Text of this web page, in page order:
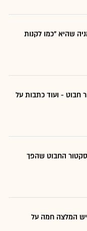
שהיא "כמו לקנות
חבוט - ועוד כתבות על
החבוט שהפך
יש המלצה חמה על